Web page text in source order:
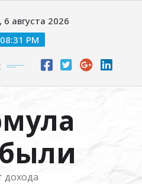
6 августа 2026
PM
дохода